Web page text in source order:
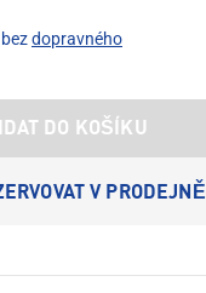
dopravného
DO KOŠÍKU
V PRODEJNĚ